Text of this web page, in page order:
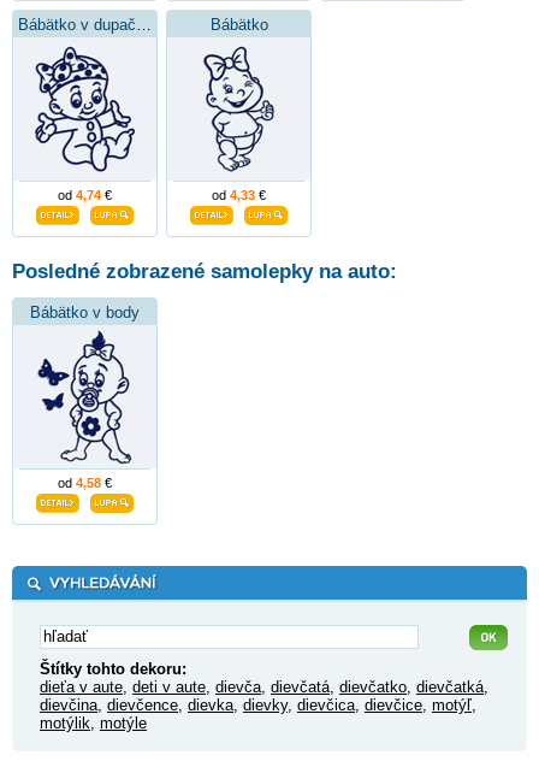
Bábätko v dupačkách
od 4,74 €
Bábätko
od 4,33 €
Posledné zobrazené samolepky na auto:
Bábätko v body
od 4,58 €
Štítky tohto dekoru:
dieťa v aute, deti v aute, dievča, dievčatá, dievčatko, dievčatká,
dievčina, dievčence, dievka, dievky, dievčica, dievčice, motýľ,
motýlik, motýle